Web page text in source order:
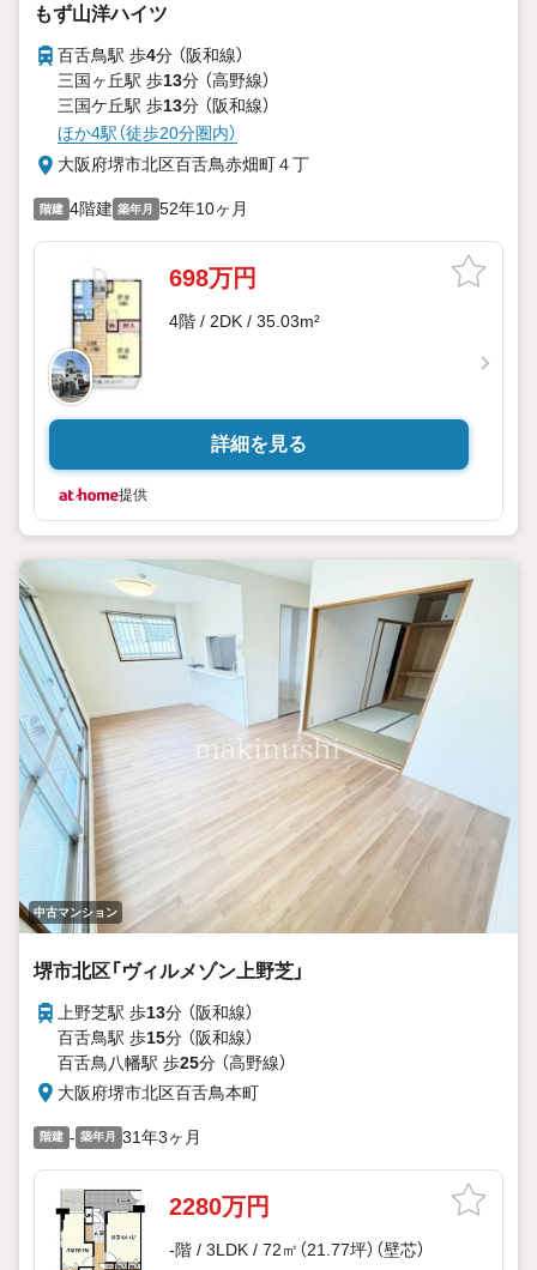
もず山洋ハイツ
百舌鳥駅 歩4分 （阪和線）
三国ヶ丘駅 歩13分 （高野線）
三国ケ丘駅 歩13分 （阪和線）
ほか4駅（徒歩20分圏内）
大阪府堺市北区百舌鳥赤畑町４丁
階建 4階建 築年月 52年10ヶ月
698万円
4階 / 2DK / 35.03m²
詳細を見る
提供
中古マンション
堺市北区「ヴィルメゾン上野芝」
上野芝駅 歩13分 （阪和線）
百舌鳥駅 歩15分 （阪和線）
百舌鳥八幡駅 歩25分 （高野線）
大阪府堺市北区百舌鳥本町
階建 - 築年月 31年3ヶ月
2280万円
-階 / 3LDK / 72㎡（21.77坪）（壁芯）